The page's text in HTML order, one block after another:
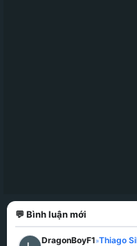
💬 Bình luận mới
DragonBoyF1»Thiago